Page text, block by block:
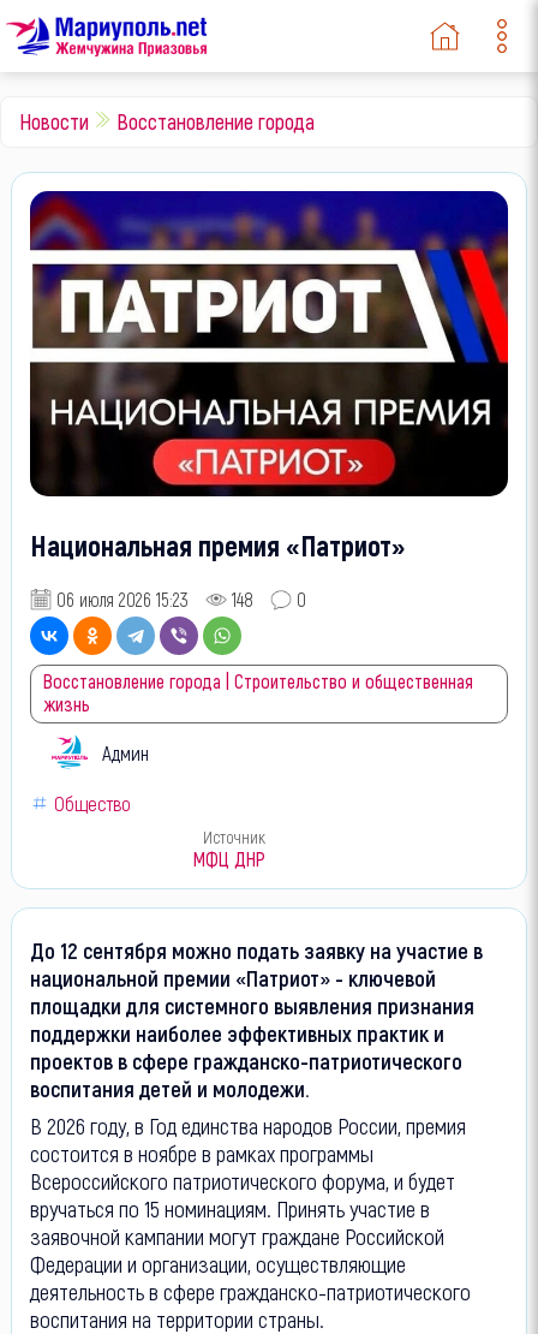
Новости Восстановление города
Национальная премия «Патриот»
06 июля 2026 15:23 148 0
Восстановление города | Строительство и общественная
жизнь
Админ
Общество
Источник
МФЦ ДНР
До 12 сентября можно подать заявку на участие в
национальной премии «Патриот» - ключевой
площадки для системного выявления признания
поддержки наиболее эффективных практик и
проектов в сфере гражданско-патриотического
воспитания детей и молодежи.
В 2026 году, в Год единства народов России, премия
состоится в ноябре в рамках программы
Всероссийского патриотического форума, и будет
вручаться по 15 номинациям. Принять участие в
заявочной кампании могут граждане Российской
Федерации и организации, осуществляющие
деятельность в сфере гражданско-патриотического
воспитания на территории страны.